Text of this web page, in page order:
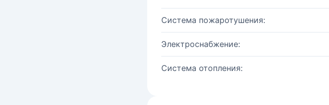
Система пожаротушения:
Электроснабжение:
Система отопления: